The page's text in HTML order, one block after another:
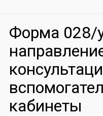
Форма 028/
кабинеты